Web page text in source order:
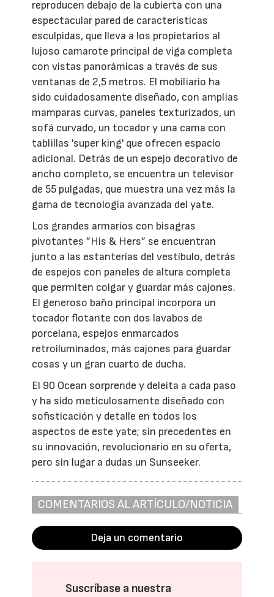
reproducen debajo de la cubierta con una
espectacular pared de características
esculpidas, que lleva a los propietarios al
lujoso camarote principal de viga completa
con vistas panorámicas a través de sus
ventanas de 2,5 metros. El mobiliario ha
sido cuidadosamente diseñado, con amplias
mamparas curvas, paneles texturizados, un
sofá curvado, un tocador y una cama con
tablillas 'super king' que ofrecen espacio
adicional. Detrás de un espejo decorativo de
ancho completo, se encuentra un televisor
de 55 pulgadas, que muestra una vez más la
gama de tecnología avanzada del yate.
Los grandes armarios con bisagras
pivotantes ”His & Hers” se encuentran
junto a las estanterías del vestíbulo, detrás
de espejos con paneles de altura completa
que permiten colgar y guardar más cajones.
El generoso baño principal incorpora un
tocador flotante con dos lavabos de
porcelana, espejos enmarcados
retroiluminados, más cajones para guardar
cosas y un gran cuarto de ducha.
El 90 Ocean sorprende y deleita a cada paso
y ha sido meticulosamente diseñado con
sofisticación y detalle en todos los
aspectos de este yate; sin precedentes en
su innovación, revolucionario en su oferta,
pero sin lugar a dudas un Sunseeker.
COMENTARIOS AL ARTÍCULO/NOTICIA
Deja un comentario
Suscríbase a nuestra